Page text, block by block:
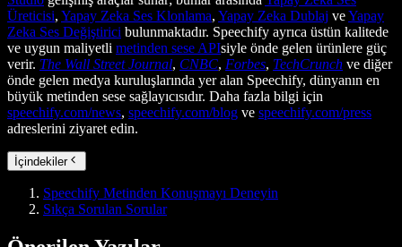
Üreticisi, Yapay Zeka Ses Klonlama, Yapay Zeka Dublaj veYapay
Zeka Ses Değiştirici bulunmaktadır. Speechify ayrıca üstün kalitede
ve uygun maliyetli metinden sese APIsiyle önde gelen ürünlere güç
verir. The Wall Street Journal, CNBC, Forbes, TechCrunch ve diğer
önde gelen medya kuruluşlarında yer alan Speechify, dünyanın en
büyük metinden sese sağlayıcısıdır. Daha fazla bilgi için
speechify.com/news, speechify.com/blog ve speechify.com/press
adreslerini ziyaret edin.
İçindekiler
Speechify Metinden Konuşmayı Deneyin
Sıkça Sorulan Sorular